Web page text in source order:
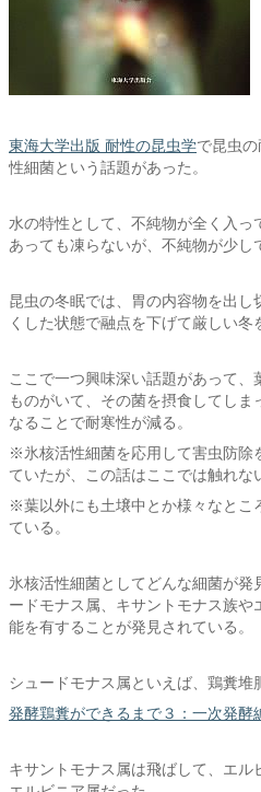
東海大学出版 耐性の昆虫学で昆虫
性細菌という話題があった。
水の特性として、不純物が全く入
あっても凍らないが、不純物が少し
昆虫の冬眠では、胃の内容物を出
くした状態で融点を下げて厳しい冬
ここで一つ興味深い話題があって、
ものがいて、その菌を摂食してしま
なることで耐寒性が減る。
※氷核活性細菌を応用して害虫防除
ていたが、この話はここでは触れな
※葉以外にも土壌中とか様々なとこ
ている。
氷核活性細菌としてどんな細菌が発
ードモナス属、キサントモナス族
能を有することが発見されている。
シュードモナス属といえば、鶏糞堆
発酵鶏糞ができるまで３：一次発酵
キサントモナス属は飛ばして、エル